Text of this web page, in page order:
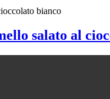
salato al